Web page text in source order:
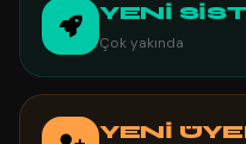
YENİ
Çok yakında
YENİ